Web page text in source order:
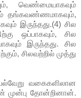
வெண்மையாகவும்
தங்கவண்ணமாகவும்,
இருந்தது.(4) சில
ஒப்பாகவும், சில
இருந்தது. சில
சிலவற்றில் முத்து
வகைகளிலான
முன்பு தோன்றினான்.